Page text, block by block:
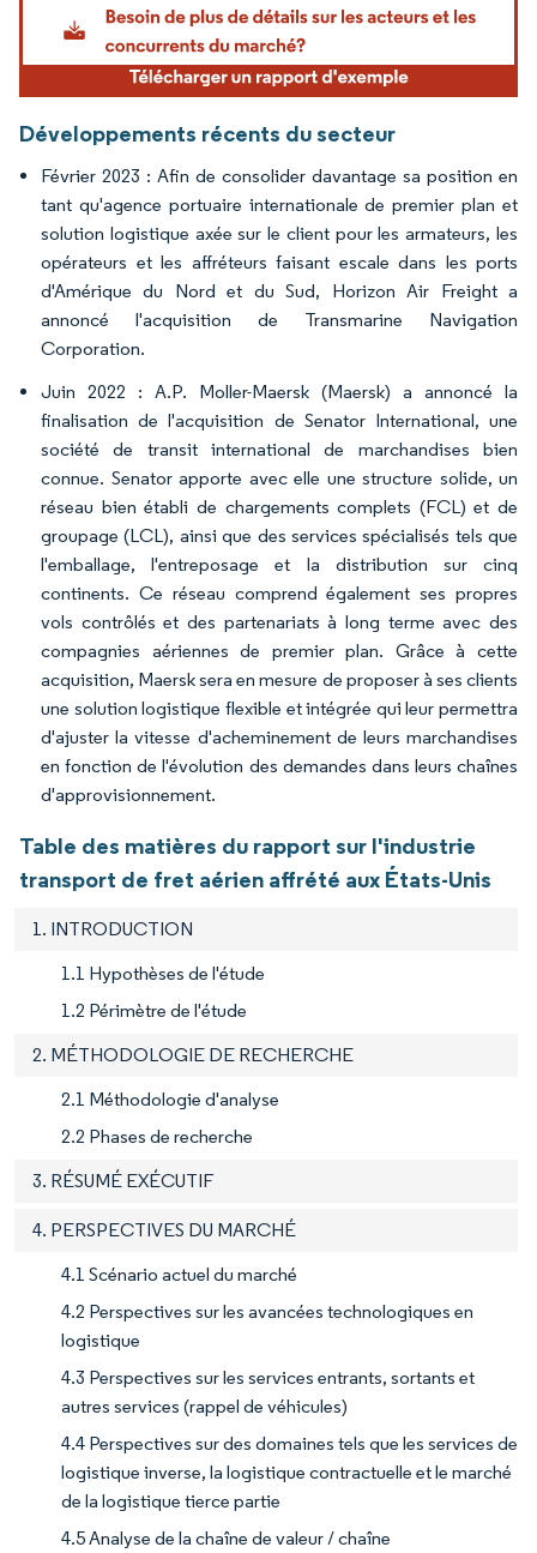
Développements récents du secteur
Février 2023 : Afin de consolider davantage sa position en
tant qu'agence portuaire internationale de premier plan et
solution logistique axée sur le client pour les armateurs, les
opérateurs et les affréteurs faisant escale dans les ports
d'Amérique du Nord et du Sud, Horizon Air Freight a
annoncé l'acquisition de Transmarine Navigation
Corporation.
Juin 2022 : A.P. Moller-Maersk (Maersk) a annoncé la
finalisation de l'acquisition de Senator International, une
société de transit international de marchandises bien
connue. Senator apporte avec elle une structure solide, un
réseau bien établi de chargements complets (FCL) et de
groupage (LCL), ainsi que des services spécialisés tels que
l'emballage, l'entreposage et la distribution sur cinq
continents. Ce réseau comprend également ses propres
vols contrôlés et des partenariats à long terme avec des
compagnies aériennes de premier plan. Grâce à cette
acquisition, Maersk sera en mesure de proposer à ses clients
une solution logistique flexible et intégrée qui leur permettra
d'ajuster la vitesse d'acheminement de leurs marchandises
en fonction de l'évolution des demandes dans leurs chaînes
d'approvisionnement.
Table des matières du rapport sur l'industrie
transport de fret aérien affrété aux États-Unis
1. INTRODUCTION
1.1 Hypothèses de l'étude
1.2 Périmètre de l'étude
2. MÉTHODOLOGIE DE RECHERCHE
2.1 Méthodologie d'analyse
2.2 Phases de recherche
3. RÉSUMÉ EXÉCUTIF
4. PERSPECTIVES DU MARCHÉ
4.1 Scénario actuel du marché
4.2 Perspectives sur les avancées technologiques en
logistique
4.3 Perspectives sur les services entrants, sortants et
autres services (rappel de véhicules)
4.4 Perspectives sur des domaines tels que les services de
logistique inverse, la logistique contractuelle et le marché
de la logistique tierce partie
4.5 Analyse de la chaîne de valeur / chaîne